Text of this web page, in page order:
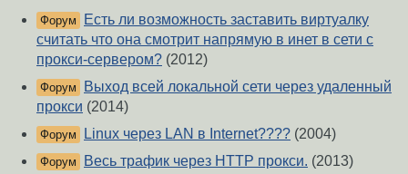
Форум
Есть ли возможность заставить виртуалку
считать что она смотрит напрямую в инет в сети с
прокси-сервером? (2012)
Форум
Выход всей локальной сети через удаленный
прокси (2014)
Форум Linux через LAN в Internet???? (2004)
Форум Весь трафик через HTTP прокси. (2013)